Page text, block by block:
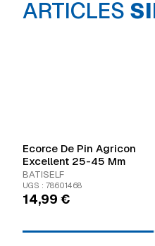
ARTICLES
Ecorce De Pin Agricon
Excellent 25-45 Mm
BATISELF
UGS : 78601468
14,99 €